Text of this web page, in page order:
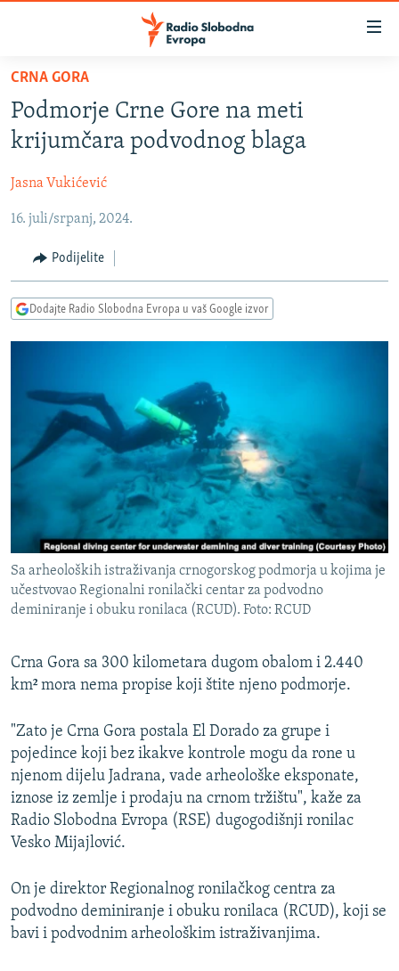
Pređite
glavni
sadržaj
Pređite
na
navigaciju
Pređite
pretragu
VIJESTI
BOSNA I HERCEGOVINA
SRBIJA
KOSOVO
CRNA GORA
VIZUELNO
FOTOGALERIJE
PODCASTI
RAT U UKRAJINI
ISPRIČAJ MI
DNEVNO@RSE
SPECIJALI RSE
VIŠE OD NASLOVA
GENOCID U SREBRENICI
POPLAVE I KLIZIŠTA U BIH 2024.
TV LIBERTY
SVE KARTE DEJTONA
NASTANAK I RASPAD JUGOSLAVIJE
PRATITE NAS
Sve RFE/RL stranice
CRNA GORA
Podmorje Crne Gore na meti
krijumčara podvodnog blaga
Jasna Vukićević
16. juli/srpanj, 2024.
Podijelite
Dodajte Radio Slobodna Evropa u vaš Google izvor
Sa arheoloških istraživanja crnogorskog podmorja u kojima je
učestvovao Regionalni ronilački centar za podvodno
deminiranje i obuku ronilaca (RCUD). Foto: RCUD
Crna Gora sa 300 kilometara dugom obalom i 2.440
km² mora nema propise koji štite njeno podmorje.
"Zato je Crna Gora postala El Dorado za grupe i
pojedince koji bez ikakve kontrole mogu da rone u
njenom dijelu Jadrana, vade arheološke eksponate,
iznose iz zemlje i prodaju na crnom tržištu", kaže za
Radio Slobodna Evropa (RSE) dugogodišnji ronilac
Vesko Mijajlović.
On je direktor Regionalnog ronilačkog centra za
podvodno deminiranje i obuku ronilaca (RCUD), koji se
bavi i podvodnim arheološkim istraživanjima.